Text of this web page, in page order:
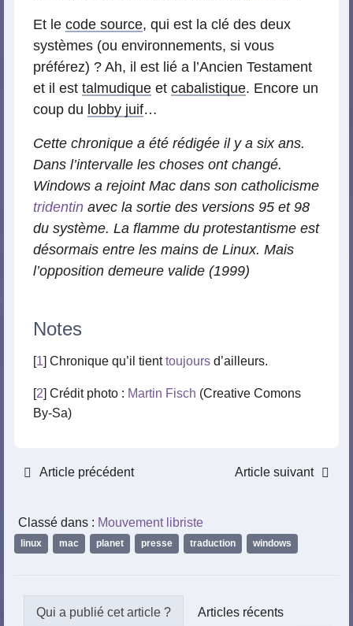
Et le code source, qui est la clé des deux
systèmes (ou environnements, si vous
préférez) ? Ah, il est lié a l’Ancien Testament
et il est talmudique et cabalistique. Encore un
coup du lobby juif…
Cette chronique a été rédigée il y a six ans.
Dans l’intervalle les choses ont changé.
Windows a rejoint Mac dans son catholicisme
tridentin avec la sortie des versions 95 et 98
du système. La flamme du protestantisme est
désormais entre les mains de Linux. Mais
l’opposition demeure valide (1999)
Notes
[1] Chronique qu’il tienttoujours d’ailleurs.
[2] Crédit photo : Martin Fisch (Creative Comons
By-Sa)
Article précédent Article suivant
Classé dans : Mouvement libriste
linux mac planet presse traduction windows
Articles récents